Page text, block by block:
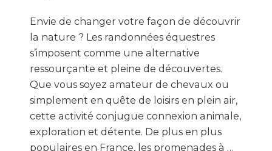
Envie de changer votre façon de découvrir
la nature ? Les randonnées équestres
s’imposent comme une alternative
ressourçante et pleine de découvertes.
Que vous soyez amateur de chevaux ou
simplement en quête de loisirs en plein air,
cette activité conjugue connexion animale,
exploration et détente. De plus en plus
populaires en France, les promenades à …